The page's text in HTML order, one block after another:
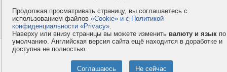
Как оплатить
Форумы
© 2008-2026VMESTE.EU
Продолжая просматривать страницу, вы соглашаетесь с
использованием файлов «Cookie» и с Политикой
конфиденциальности «Privacy».
Наверху или внизу страницы вы можете изменить валюту и язык по
умолчанию. Английская версия сайта ещё находится в доработке и
доступна не полностью.